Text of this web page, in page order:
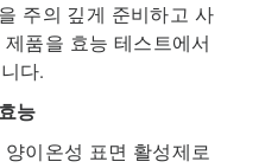
주의 깊게 준비하고 사
품을 효능 테스트에서
다.
능
이온성 표면 활성제로